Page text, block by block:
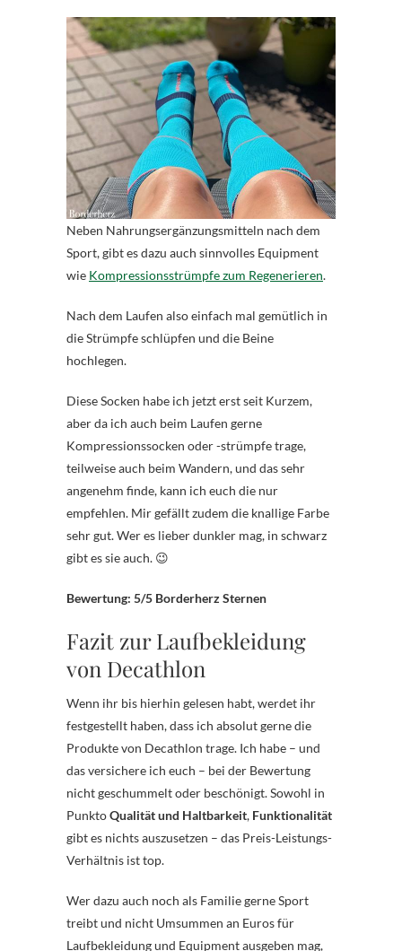
Neben Nahrungsergänzungsmitteln nach dem
Sport, gibt es dazu auch sinnvolles Equipment
wie Kompressionsstrümpfe zum Regenerieren.
Nach dem Laufen also einfach mal gemütlich in
die Strümpfe schlüpfen und die Beine
hochlegen.
Diese Socken habe ich jetzt erst seit Kurzem,
aber da ich auch beim Laufen gerne
Kompressionssocken oder -strümpfe trage,
teilweise auch beim Wandern, und das sehr
angenehm finde, kann ich euch die nur
empfehlen. Mir gefällt zudem die knallige Farbe
sehr gut. Wer es lieber dunkler mag, in schwarz
gibt es sie auch. 😉
Bewertung: 5/5 Borderherz Sternen
Fazit zur Laufbekleidung
von Decathlon
Wenn ihr bis hierhin gelesen habt, werdet ihr
festgestellt haben, dass ich absolut gerne die
Produkte von Decathlon trage. Ich habe – und
das versichere ich euch – bei der Bewertung
nicht geschummelt oder beschönigt. Sowohl in
PunktoQualität und Haltbarkeit, Funktionalität
gibt es nichts auszusetzen – das Preis-Leistungs-
Verhältnis ist top.
Wer dazu auch noch als Familie gerne Sport
treibt und nicht Umsummen an Euros für
Laufbekleidung und Equipment ausgeben mag,